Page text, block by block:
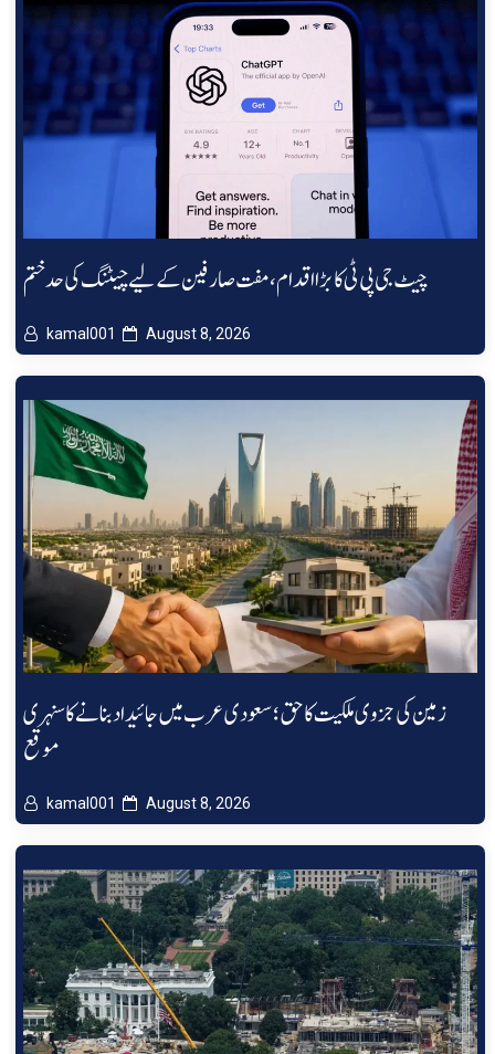
چیٹ جی پی ٹی کا بڑا اقدام، مفت صارفین کے لیے چیٹنگ کی حد ختم
kamal001 August 8, 2026
زمین کی جزوی ملکیت کا حق؛ سعودی عرب میں جائیداد بنانے کا سنہری
موقع
kamal001 August 8, 2026